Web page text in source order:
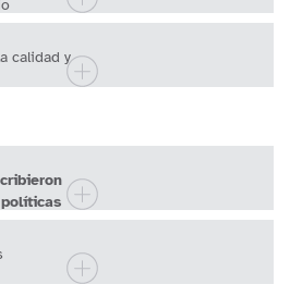
calidad y